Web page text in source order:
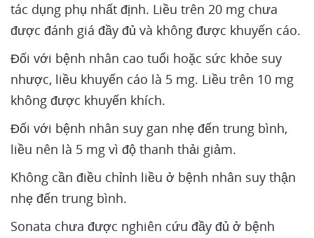
tác dụng phụ nhất định. Liều trên 20 mg chưa
được đánh giá đầy đủ và không được khuyến cáo.
Đối với bệnh nhân cao tuổi hoặc sức khỏe suy
nhược, liều khuyến cáo là 5 mg. Liều trên 10 mg
không được khuyến khích.
Đối với bệnh nhân suy gan nhẹ đến trung bình,
liều nên là 5 mg vì độ thanh thải giảm.
Không cần điều chỉnh liều ở bệnh nhân suy thận
nhẹ đến trung bình.
Sonata chưa được nghiên cứu đầy đủ ở bệnh